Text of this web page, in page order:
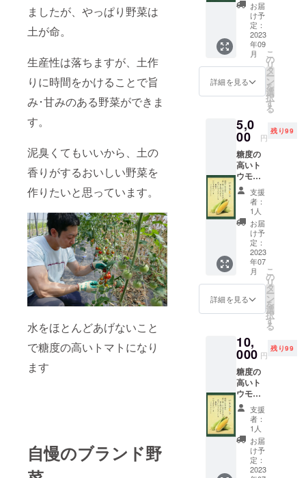
ましたが、やっぱり野菜は
土が命。
生産性は落ちますが、土作
りに時間をかけることで旨
み･甘みのある野菜ができま
す。
泥臭くてもいいから、土の
香りがするおいしい野菜を
作りたいと思っています。
水をほとんどあげないこと
で糖度の高いトマトになり
ます
自慢のブランド野
袋 サイ
ズ：L
保存方
法：冷
蔵 消
費期
限：2
日 産
地：青
がる市
※お礼の
手紙を
同封し
てお送
りしま
す
お届
け予
定：
2023
年09
月
詳細を見る
こ
の
リ
タ
ー
ン
を
選
択
す
る
5,0
00 円
残り99
糖度の
高いト
ウモロ
コシ
「いと
を夏
し」
５本 サ
イズ：L
～２L
重量：
１本
300g前
後 保
存方
法：冷
費期
限：2
日 産
地：青
森県つ
がる市
※お礼の
手紙を
同封し
てお送
りしま
支援
者：
1人
お届
け予
定：
2023
年07
月
詳細を見る
こ
の
リ
タ
ー
ン
を
選
択
す
る
10,
000 円
残り99
糖度の
高いト
ウモロ
コシ
「いと
を夏
し」
10本 サ
イズ：L
～２L
支援
者：
1人
お届
け予
定：
2023